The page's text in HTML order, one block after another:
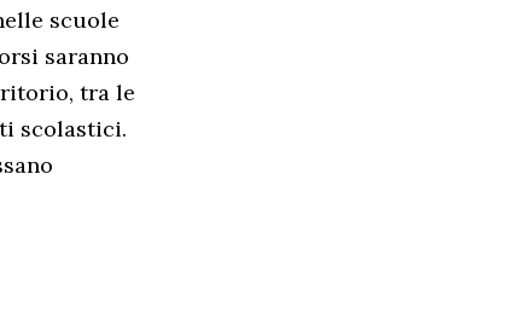
scuole
saranno
tra le
scolastici.